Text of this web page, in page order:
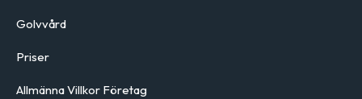
Golvvård
Priser
Allmänna Villkor Företag